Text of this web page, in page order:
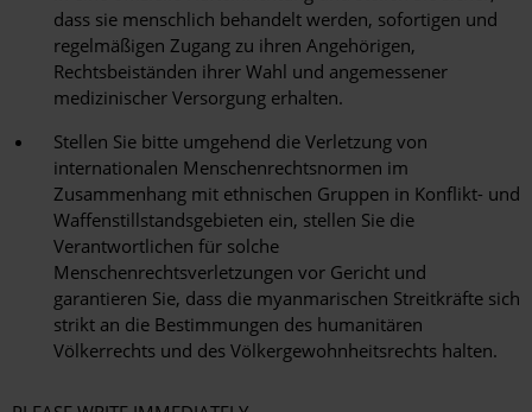
dass sie menschlich behandelt werden, sofortigen und
regelmäßigen Zugang zu ihren Angehörigen,
Rechtsbeiständen ihrer Wahl und angemessener
medizinischer Versorgung erhalten.
Stellen Sie bitte umgehend die Verletzung von
internationalen Menschenrechtsnormen im
Zusammenhang mit ethnischen Gruppen in Konflikt- und
Waffenstillstandsgebieten ein, stellen Sie die
Verantwortlichen für solche
Menschenrechtsverletzungen vor Gericht und
garantieren Sie, dass die myanmarischen Streitkräfte sich
strikt an die Bestimmungen des humanitären
Völkerrechts und des Völkergewohnheitsrechts halten.